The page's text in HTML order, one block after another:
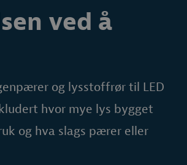
ved å
og lysstoffrør til LED
hvor mye lys bygget
og hva slags pærer eller